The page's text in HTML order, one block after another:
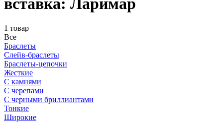
вставка: Ларимар
1 товар
Все
Браслеты
Слейв-браслеты
Браслеты-цепочки
Жесткие
С камнями
С черепами
С черными бриллиантами
Тонкие
Широкие